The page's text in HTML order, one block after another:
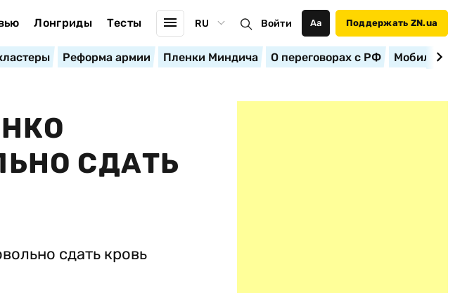
Лонгриды Тесты RU Войти Аа Поддержать ZN.ua
Реформа армии Пленки Миндича О переговорах с РФ
СДАТЬ